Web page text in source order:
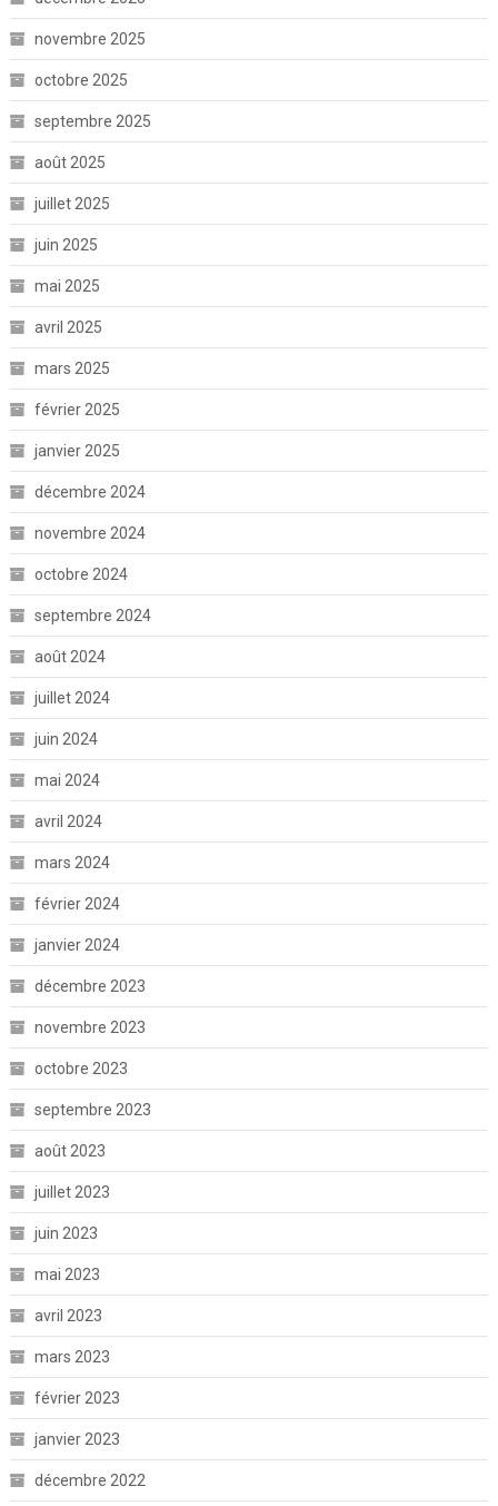
novembre 2025
octobre 2025
septembre 2025
août 2025
juillet 2025
juin 2025
mai 2025
avril 2025
mars 2025
février 2025
janvier 2025
décembre 2024
novembre 2024
octobre 2024
septembre 2024
août 2024
juillet 2024
juin 2024
mai 2024
avril 2024
mars 2024
février 2024
janvier 2024
décembre 2023
novembre 2023
octobre 2023
septembre 2023
août 2023
juillet 2023
juin 2023
mai 2023
avril 2023
mars 2023
février 2023
janvier 2023
décembre 2022